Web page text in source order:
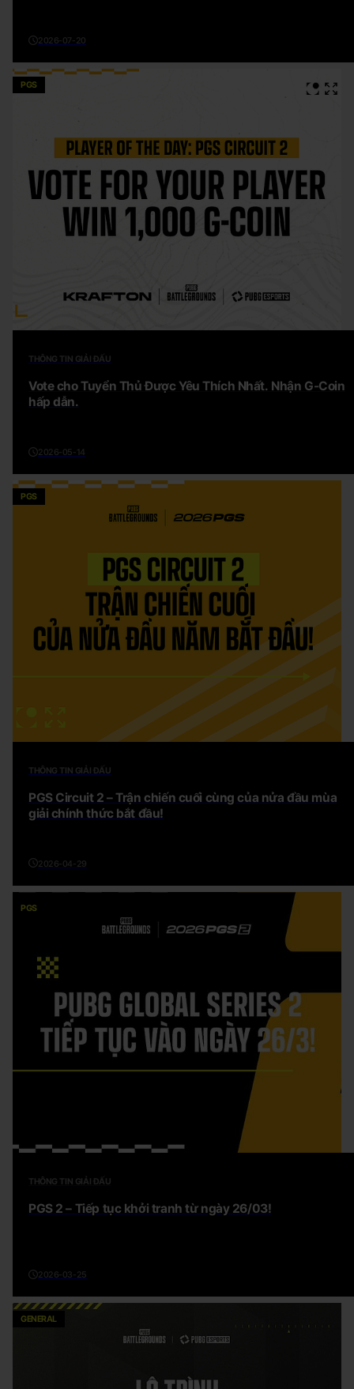
2026-07-20
PGS
THÔNG TIN GIẢI ĐẤU
Vote cho Tuyển Thủ Được Yêu Thích Nhất. Nhận G-Coin
hấp dẫn.
2026-05-14
PGS
THÔNG TIN GIẢI ĐẤU
PGS Circuit 2 – Trận chiến cuối cùng của nửa đầu mùa
giải chính thức bắt đầu!
2026-04-29
PGS
THÔNG TIN GIẢI ĐẤU
PGS 2 – Tiếp tục khởi tranh từ ngày 26/03!
2026-03-25
GENERAL